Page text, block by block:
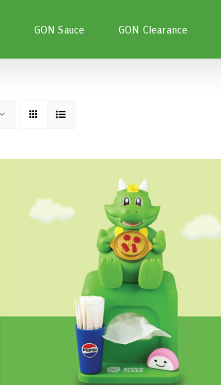
GON Sauce GON Clearance
หยิบใส่ตะกร้า DETAILS